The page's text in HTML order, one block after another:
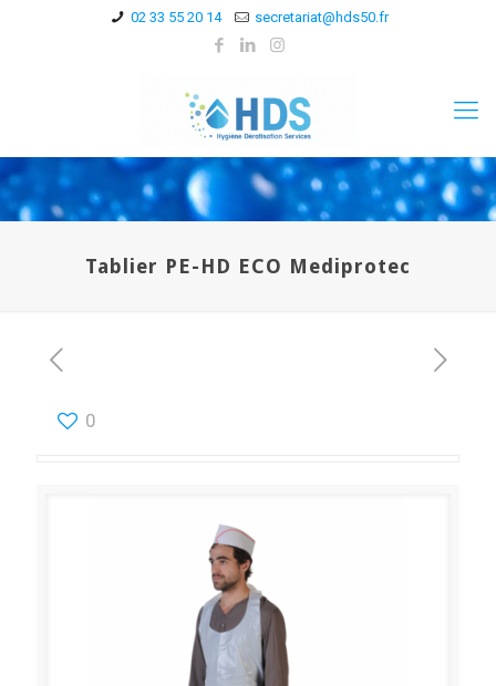
02 33 55 20 14 secretariat@hds50.fr
Tablier PE-HD ECO Mediprotec
0